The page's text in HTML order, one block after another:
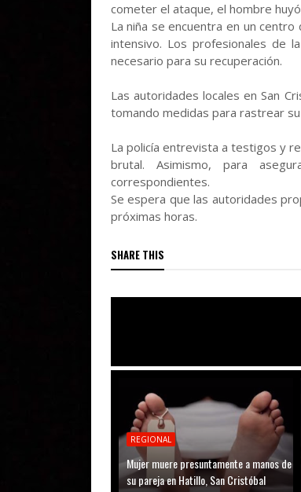
cometer el ataque, el hombre
La niña se encuentra en un
intensivo. Los profesionales de
necesario para su recuperación.
Las autoridades locales en San
tomando medidas para rastrear
La policía entrevista a testigos y
brutal. Asimismo, para
correspondientes.
Se espera que las autoridades
próximas horas.
SHARE THIS
REGIONAL
Mujer muere presuntamente a manos de
su pareja en Hatillo, San Cristóbal